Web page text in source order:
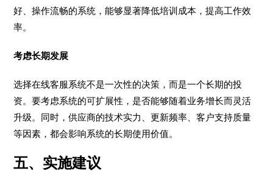
好、操作流畅的系统，能够显著降低培训成本，提高工作效
率。
考虑长期发展
选择在线客服系统不是一次性的决策，而是一个长期的投
资。要考虑系统的可扩展性，是否能够随着业务增长而灵活
升级。同时，供应商的技术实力、更新频率、客户支持质量
等因素，都会影响系统的长期使用价值。
五、实施建议